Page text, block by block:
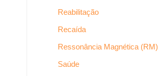
Reabilitação
Recaída
Ressonância Magnética (RM)
Saúde